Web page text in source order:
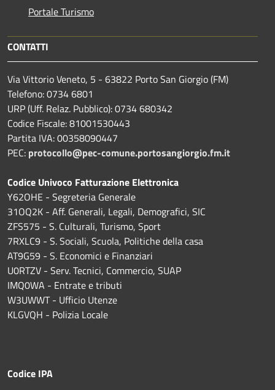
Portale Turismo
CONTATTI
Via Vittorio Veneto, 5 - 63822 Porto San Giorgio (FM)
Telefono: 0734 6801
URP (Uff. Relaz. Pubblico): 0734 680342
Codice Fiscale: 81001530443
Partita IVA: 00358090447
PEC: protocollo@pec-comune.portosangiorgio.fm.it
Codice Univoco Fatturazione Elettronica
Y62OHE - Segreteria Generale
31OQ2K - Aff. Generali, Legali, Demografici, SIC
ZFS575 - S. Culturali, Turismo, Sport
7RXLC9 - S. Sociali, Scuola, Politiche della casa
AT9G59 - S. Economici e Finanziari
U0RTZV - Serv. Tecnici, Commercio, SUAP
IMQ0WA - Entrate e tributi
W3UWWT - Ufficio Utenze
KLGVQH - Polizia Locale
Codice IPA